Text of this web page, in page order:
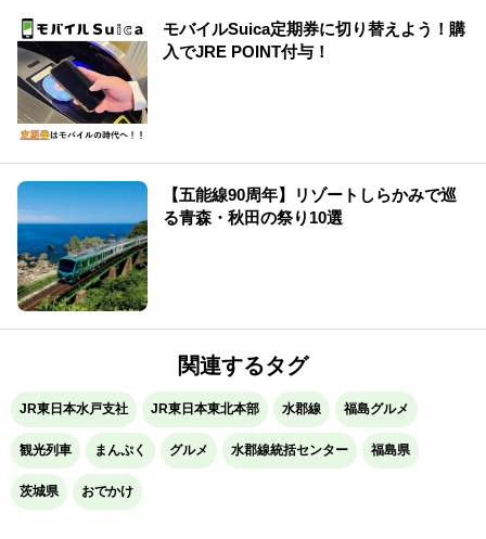
モバイルSuica定期券に切り替えよう！購
入でJRE POINT付与！
【五能線90周年】リゾートしらかみで巡
る青森・秋田の祭り10選
関連するタグ
JR東日本水戸支社 JR東日本東北本部 水郡線 福島グルメ
観光列車 まんぷく グルメ 水郡線統括センター 福島県
茨城県 おでかけ